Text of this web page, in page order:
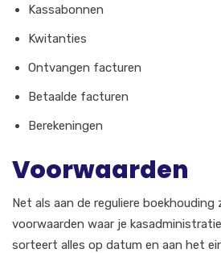
Kassabonnen
Kwitanties
Ontvangen facturen
Betaalde facturen
Berekeningen
Voorwaarden
Net als aan de reguliere boekhouding
voorwaarden waar je
sorteert alles op datum en aan het